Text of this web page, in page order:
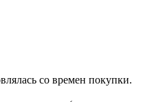
со времен покупки.